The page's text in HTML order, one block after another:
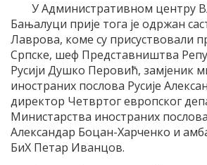
У Административном центру
Бањалуци прије тога је одржан
Лаврова, коме су присуствовали
Српске, шеф Представништва
Русији Душко Перовић, замјеник
иностраних послова Русије
директор Четвртог европског
Министарства иностраних послова
Александар Боцан-Харченко и
БиХ Петар Иванцов.